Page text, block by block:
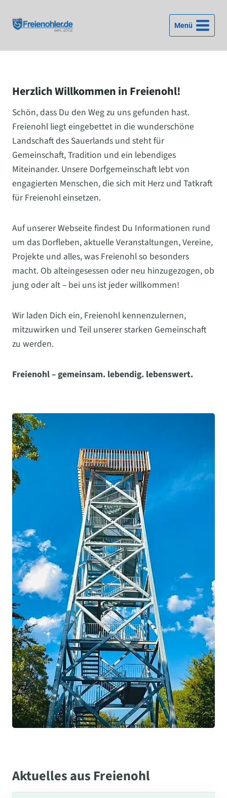
Inhalt
springen
Menü
Herzlich Willkommen in Freienohl!
Schön, dass Du den Weg zu uns gefunden hast.
Freienohl liegt eingebettet in die wunderschöne
Landschaft des Sauerlands und steht für
Gemeinschaft, Tradition und ein lebendiges
Miteinander. Unsere Dorfgemeinschaft lebt von
engagierten Menschen, die sich mit Herz und Tatkraft
für Freienohl einsetzen.
Auf unserer Webseite findest Du Informationen rund
um das Dorfleben, aktuelle Veranstaltungen, Vereine,
Projekte und alles, was Freienohl so besonders
macht. Ob alteingesessen oder neu hinzugezogen, ob
jung oder alt – bei uns ist jeder willkommen!
Wir laden Dich ein, Freienohl kennenzulernen,
mitzuwirken und Teil unserer starken Gemeinschaft
zu werden.
Freienohl – gemeinsam. lebendig. lebenswert.
Aktuelles aus Freienohl